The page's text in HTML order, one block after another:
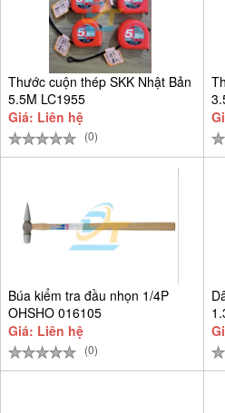
Thước cuộn thép SKK Nhật Bản
5.5M LC1955
Giá: Liên hệ
(0)
Búa kiểm tra đầu nhọn 1/4P
OHSHO 016105
Giá: Liên hệ
(0)